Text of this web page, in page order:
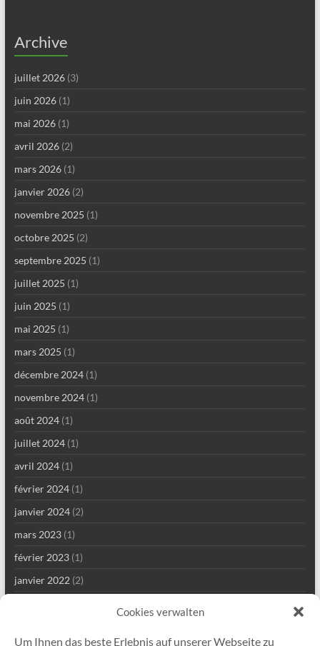
Cookies verwalten
Um Ihnen das beste Erlebnis auf unserer Webseite zu
Archive
juillet 2026(3)
juin 2026(1)
mai 2026(1)
avril 2026(2)
mars 2026(1)
janvier 2026(2)
novembre 2025 (1)
octobre 2025 (2)
septembre 2025 (1)
juillet 2025 (1)
juin 2025 (1)
mai 2025 (1)
mars 2025 (1)
décembre 2024(1)
novembre 2024(1)
août 2024(1)
juillet 2024(1)
avril 2024(1)
février 2024(1)
janvier 2024(2)
mars 2023(1)
février 2023(1)
janvier 2022(2)